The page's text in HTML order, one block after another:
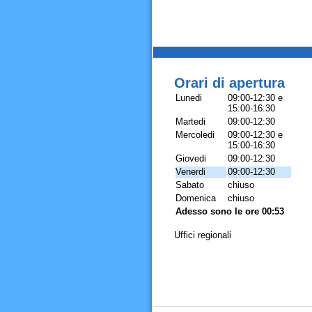
Orari di apertura
Lunedi
09:00-12:30 e
15:00-16:30
Martedi
09:00-12:30
Mercoledi
09:00-12:30 e
15:00-16:30
Giovedi
09:00-12:30
Venerdi
09:00-12:30
Sabato
chiuso
Domenica
chiuso
Adesso sono le ore 00:53
Uffici regionali